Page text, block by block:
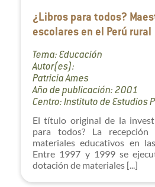
¿Libros para todos?
escolares en el Perú rural
Tema: Educación
Autor(es):
Patricia Ames
Año de publicación: 2001
Centro: Instituto de Estudios
El título original de la
para todos? La
materiales educativos en
Entre 1997 y 1999 se
dotación de materiales [...]